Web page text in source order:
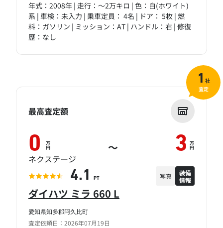
年式：2008年 | 走行：～2万キロ | 色：白(ホワイト)
系 | 車検：未入力 | 乗車定員： 4名 | ドア： 5枚 | 燃
料：ガソリン | ミッション：AT | ハンドル：右 | 修復
歴：なし
愛知県知多郡阿久比町
査定依頼日：2026年07月19日
ダイハツ ミラ 660 L
最高査定額
0 万
円 ～ 3 万
円
ネクステージ
4.1 PT 写真
装備
情報
1 社
査定